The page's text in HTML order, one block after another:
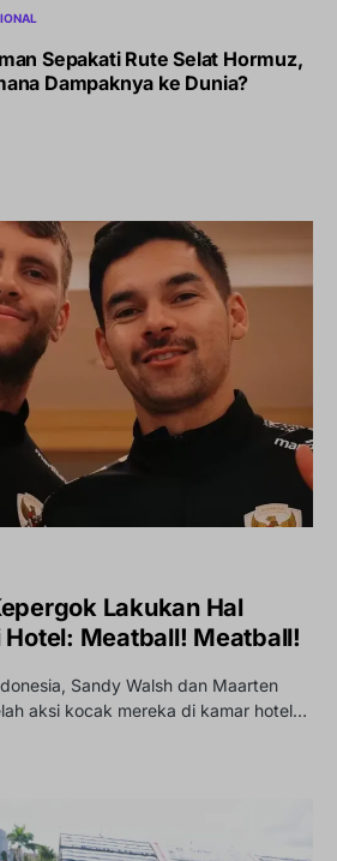
Sepakati Rute Selat Hormuz,
Dampaknya ke Dunia?
Lakukan Hal
Meatball! Meatball!
Sandy Walsh dan Maarten
aksi kocak mereka di kamar hotel…